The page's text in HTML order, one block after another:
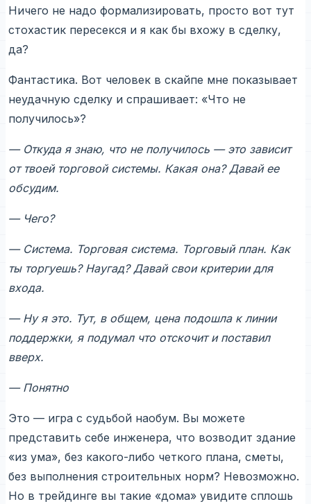
Ничего не надо формализировать, просто вот тут
стохастик пересекся и я как бы вхожу в сделку,
да?
Фантастика. Вот человек в скайпе мне показывает
неудачную сделку и спрашивает: «Что не
получилось»?
— Откуда я знаю, что не получилось — это зависит
от твоей торговой системы. Какая она? Давай ее
обсудим.
— Чего?
— Система. Торговая система. Торговый план. Как
ты торгуешь? Наугад? Давай свои критерии для
входа.
— Ну я это. Тут, в общем, цена подошла к линии
поддержки, я подумал что отскочит и поставил
вверх.
— Понятно
Это — игра с судьбой наобум. Вы можете
представить себе инженера, что возводит здание
«из ума», без какого-либо четкого плана, сметы,
без выполнения строительных норм? Невозможно.
Но в трейдинге вы такие «дома» увидите сплошь